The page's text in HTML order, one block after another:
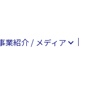
業紹介 / メディア